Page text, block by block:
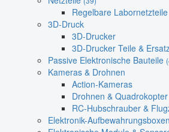
Regelbare Labornetzteile
3D-Druck
3D-Drucker
3D-Drucker Teile &
Passive Elektronische Bauteile
Kameras & Drohnen
Action-Kameras
Drohnen & Quadrokopter
RC-Hubschrauber &
Elektronik-Aufbewahrungsboxen